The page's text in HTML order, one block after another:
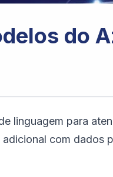
do
linguagem para
com dados